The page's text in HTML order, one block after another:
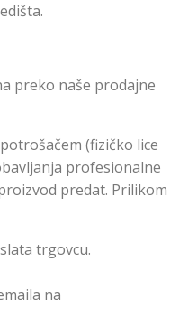
preko naše prodajne
(fizičko lice
profesionalne
predat. Prilikom
trgovcu.
na